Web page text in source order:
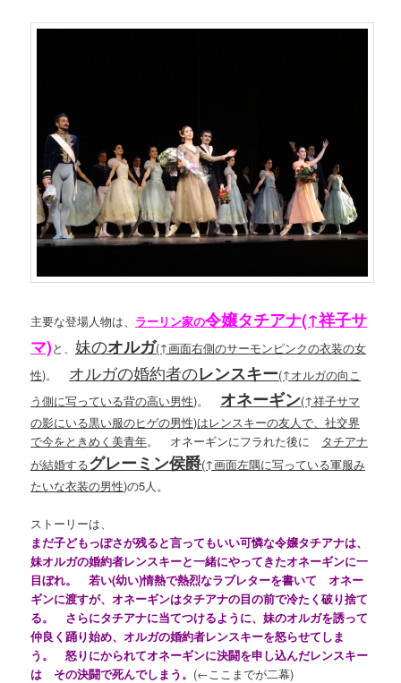
主要な登場人物は、 ラーリン家の令嬢タチアナ(↑祥子サ
マ)と、妹のオルガ(↑画面右側のサーモンピンクの衣装の女
性)。 オルガの婚約者のレンスキー(↑オルガの向こ
う側に写っている背の高い男性)。 オネーギン(↑祥子サマ
の影にいる黒い服のヒゲの男性)はレンスキーの友人で、社交界
で今をときめく美青年。 オネーギンにフラれた後に タチアナ
が結婚するグレーミン侯爵(↑画面左隅に写っている軍服み
たいな衣装の男性)の5人。
ストーリーは、
まだ子どもっぽさが残ると言ってもいい可憐な令嬢タチアナは、
妹オルガの婚約者レンスキーと一緒にやってきたオネーギンに一
目ぼれ。 若い(幼い)情熱で熱烈なラブレターを書いて オネー
ギンに渡すが、オネーギンはタチアナの目の前で冷たく破り捨て
る。 さらにタチアナに当てつけるように、妹のオルガを誘って
仲良く踊り始め、オルガの婚約者レンスキーを怒らせてしま
う。 怒りにかられてオネーギンに決闘を申し込んだレンスキー
は その決闘で死んでしまう。 (←ここまでが二幕)